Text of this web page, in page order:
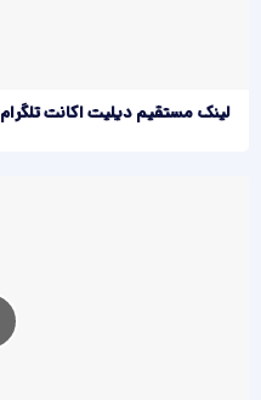
لینک مستقیم دیلیت اکانت